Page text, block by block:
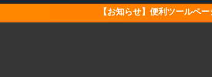
【お知らせ】便利ツールペ